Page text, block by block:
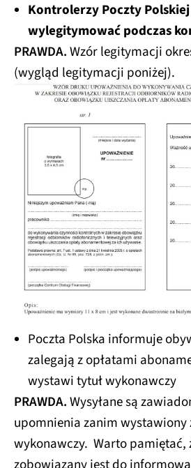
Kontrolerzy Poczty Polskiej
wylegitymować podczas
PRAWDA.Wzór legitymacji
(wygląd legitymacji poniżej).
Poczta Polska informuje
zalegają z opłatami
wystawi tytuł wykonawczy
PRAWDA.Wysyłane są
upomnienia zanim wystawiony
wykonawczy. Warto pamiętać,